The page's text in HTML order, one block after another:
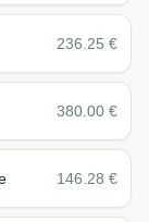
236.25 €
380.00 €
146.28 €